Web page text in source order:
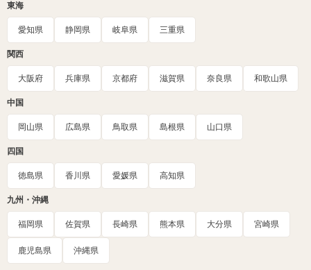
東海
愛知県 静岡県 岐阜県 三重県
関西
大阪府 兵庫県 京都府 滋賀県 奈良県 和歌山県
中国
岡山県 広島県 鳥取県 島根県 山口県
四国
徳島県 香川県 愛媛県 高知県
九州・沖縄
福岡県 佐賀県 長崎県 熊本県 大分県 宮崎県
鹿児島県 沖縄県